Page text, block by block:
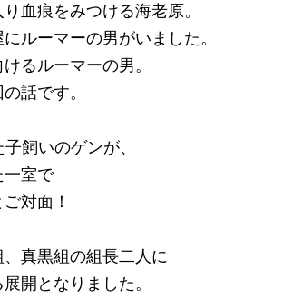
血痕をみつける海老原。
ルーマーの男がいました。
るルーマーの男。
話です。
飼いのゲンが、
一室で
対面！
、真黒組の組長二人に
開となりました。